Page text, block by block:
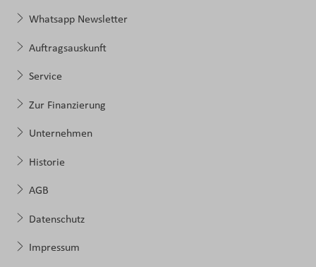
Whatsapp Newsletter
Auftragsauskunft
Service
Zur Finanzierung
Unternehmen
Historie
AGB
Datenschutz
Impressum